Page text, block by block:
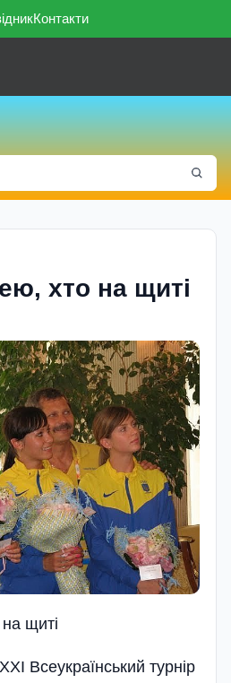
Контакти
хто на щиті
щиті
Всеукраїнський турнір